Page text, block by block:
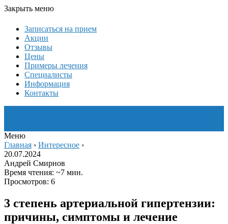
Закрыть меню
Записаться на прием
Акции
Отзывы
Цены
Примеры лечения
Специалисты
Информация
Контакты
Меню
Главная › Интересное ›
20.07.2024
Андрей Смирнов
Время чтения: ~7 мин.
Просмотров: 6
3 степень артериальной гипертензии:
причины, симптомы и лечение